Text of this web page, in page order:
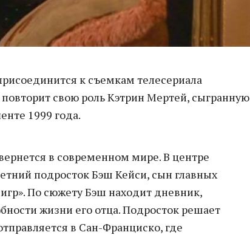
к съемкам телесериала
свою роль Кэтрин Мертей, сыгранную
1999 года.
в современном мире. В центре
подросток Бэш Кейси, сын главных
По сюжету Бэш находит дневник,
жизни его отца. Подросток решает
в Сан-Франциско, где